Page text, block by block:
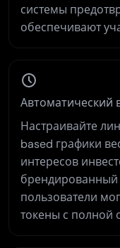
системы
обеспечивают
Автоматический
Настраивайте
based графики
интересов
брендированный
пользователи
токены с полной